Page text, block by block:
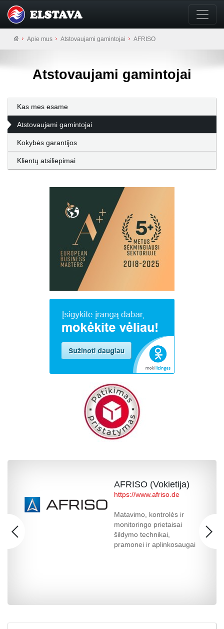
Apie mus Atstovaujami gamintojai AFRISO
Atstovaujami gamintojai
Kas mes esame
Atstovaujami gamintojai
Kokybės garantijos
Klientų atsiliepimai
AFRISO (Vokietija)
https://www.afriso.de
Matavimo, kontrolės ir
monitoringo prietaisai
šildymo technikai,
pramonei ir aplinkosaugai